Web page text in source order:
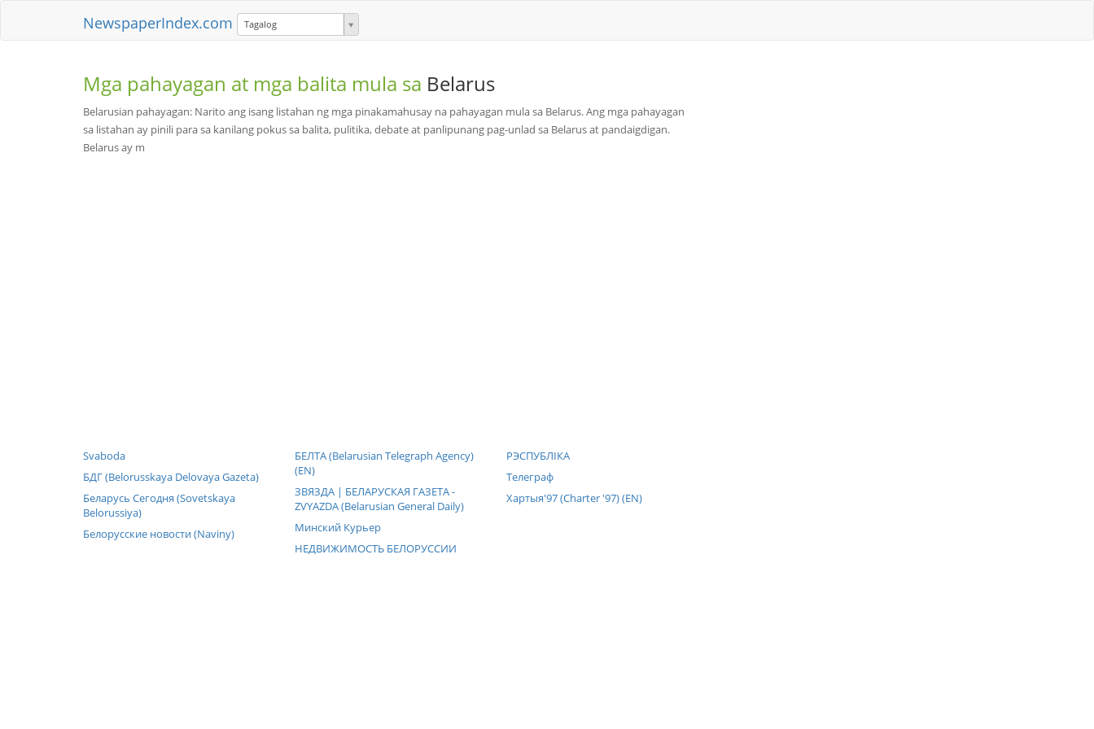
NewspaperIndex.com Tagalog
Mga pahayagan at mga balita mula sa Belarus
Belarusian pahayagan: Narito ang isang listahan ng mga pinakamahusay na pahayagan mula sa Belarus. Ang mga pahayagan
sa listahan ay pinili para sa kanilang pokus sa balita, pulitika, debate at panlipunang pag-unlad sa Belarus at pandaigdigan.
Belarus ay m
Svaboda
БДГ (Belorusskaya Delovaya Gazeta)
Беларусь Сегодня (Sovetskaya
Belorussiya)
Белорусские новости (Naviny)
БЕЛТА (Belarusian Telegraph Agency)
(EN)
ЗВЯЗДА | БЕЛАРУСКАЯ ГАЗЕТА -
ZVYAZDA (Belarusian General Daily)
Минский Курьер
НЕДВИЖИМОСТЬ БЕЛОРУССИИ
РЭСПУБЛIКА
Телеграф
Хартыя'97 (Charter '97) (EN)